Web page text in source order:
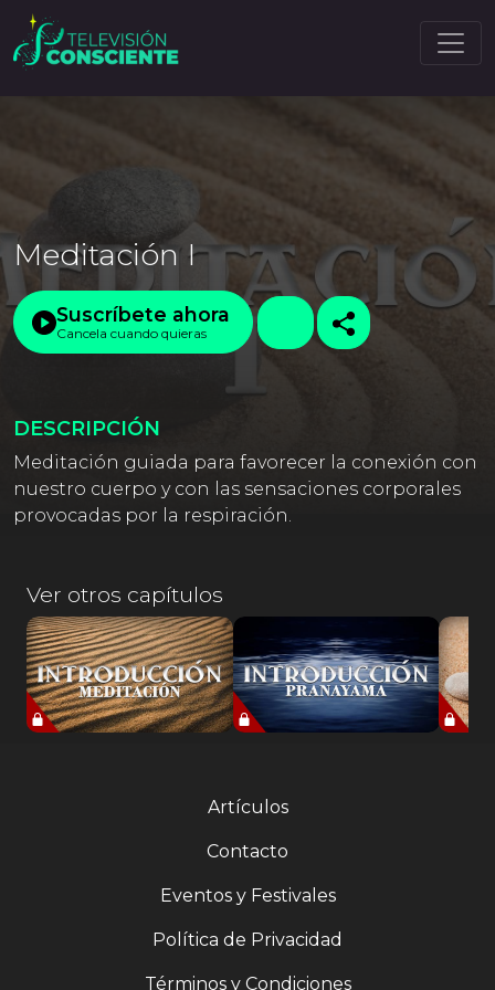
Meditación I
Suscríbete ahora
Cancela cuando quieras
DESCRIPCIÓN
Meditación guiada para favorecer la conexión con
nuestro cuerpo y con las sensaciones corporales
provocadas por la respiración.
Ver otros capítulos
Artículos
Contacto
Eventos y Festivales
Política de Privacidad
Términos y Condiciones